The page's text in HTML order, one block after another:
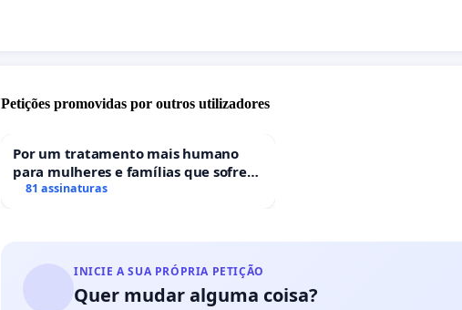
Petições promovidas por outros utilizadores
Por um tratamento mais humano
para mulheres e famílias que sofrem
uma perda gestacional nos hospitais
81 assinaturas
INICIE A SUA PRÓPRIA PETIÇÃO
Quer mudar alguma coisa?